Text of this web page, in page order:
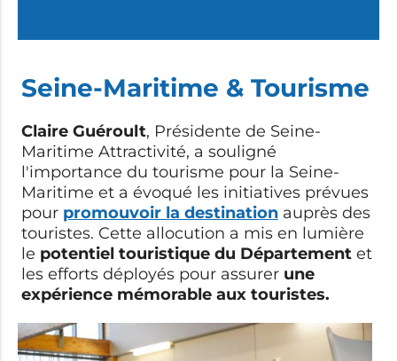
Seine-Maritime & Tourisme
Claire Guéroult, Présidente de Seine-
Maritime Attractivité, a souligné
l'importance du tourisme pour la Seine-
Maritime et a évoqué les initiatives prévues
pour promouvoir la destination auprès des
touristes. Cette allocution a mis en lumière
le potentiel touristique du Département et
les efforts déployés pour assurer une
expérience mémorable aux touristes.